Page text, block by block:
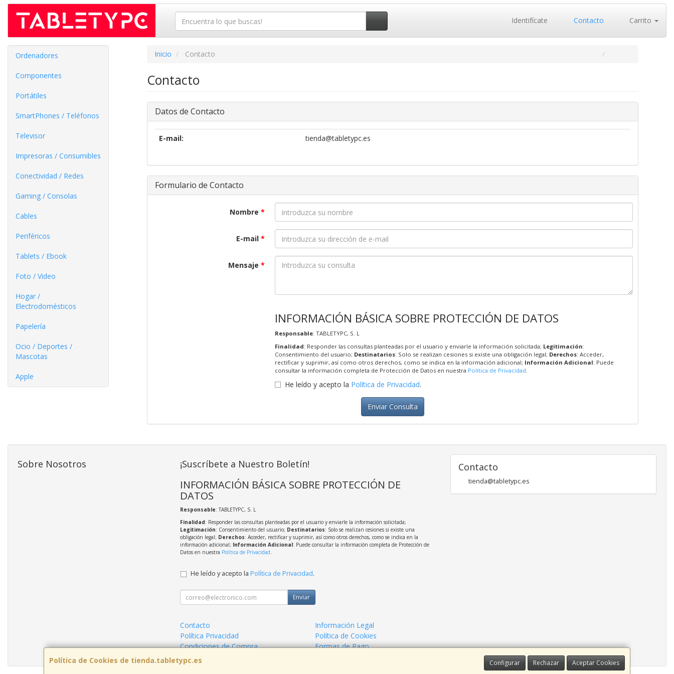
Identifícate Contacto Carrito
Ordenadores
Componentes
Portátiles
SmartPhones / Teléfonos
Televisor
Impresoras / Consumibles
Conectividad / Redes
Gaming / Consolas
Cables
Periféricos
Tablets / Ebook
Foto / Video
Hogar /
Electrodomésticos
Papelería
Ocio / Deportes /
Mascotas
Apple
Inicio Contacto
Contacto
Datos de Contacto
E-mail: tienda@tabletypc.es
Formulario de Contacto
Nombre*
E-mail*
Mensaje*
INFORMACIÓN BÁSICA SOBRE PROTECCIÓN DE DATOS
Responsable: TABLETYPC, S. L
Finalidad: Responder las consultas planteadas por el usuario y enviarle la información solicitada; Legitimación:
Consentimiento del usuario; Destinatarios: Solo se realizan cesiones si existe una obligación legal; Derechos: Acceder,
rectificar y suprimir, así como otros derechos, como se indica en la información adicional; Información Adicional: Puede
consultar la información completa de Protección de Datos en nuestra Política de Privacidad.
He leído y acepto la Política de Privacidad.
Enviar Consulta
Política de Cookies de tienda.tabletypc.es Configurar Rechazar Aceptar Cookies
Sobre Nosotros ¡Suscríbete a Nuestro Boletín!
INFORMACIÓN BÁSICA SOBRE PROTECCIÓN DE
DATOS
Responsable: TABLETYPC, S. L
Finalidad: Responder las consultas planteadas por el usuario y enviarle la información solicitada;
Legitimación: Consentimiento del usuario; Destinatarios: Solo se realizan cesiones si existe una
obligación legal; Derechos: Acceder, rectificar y suprimir, así como otros derechos, como se indica en la
información adicional; Información Adicional: Puede consultar la información completa de Protección de
Datos en nuestra Política de Privacidad.
He leído y acepto la Política de Privacidad.
Enviar
Contacto
Información Legal
Política Privacidad
Política de Cookies
Condiciones de Compra
Formas de Pago
Contacto
tienda@tabletypc.es